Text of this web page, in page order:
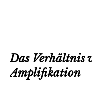
Das Verhältnis
Amplifikation